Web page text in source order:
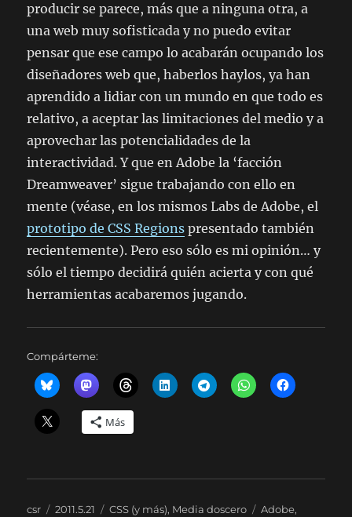
producir se parece, más que a ninguna otra, a
una web muy sofisticada y no puedo evitar
pensar que ese campo lo acabarán ocupando los
diseñadores web que, haberlos haylos, ya han
aprendido a lidiar con un mundo en que todo es
relativo, a aceptar las limitaciones del medio y a
aprovechar las potencialidades de la
interactividad. Y que en Adobe la ‘facción
Dreamweaver’ sigue trabajando con ello en
mente (véase, en los mismos Labs de Adobe, el
prototipo de CSS Regions presentado también
recientemente). Pero eso sólo es mi opinión… y
sólo el tiempo decidirá quién acierta y con qué
herramientas acabaremos jugando.
Compárteme:
Más
Autor
csr
Publicado
2011.5.21 Categorías
CSS (y más), Media doscero Etiquetas
Adobe,